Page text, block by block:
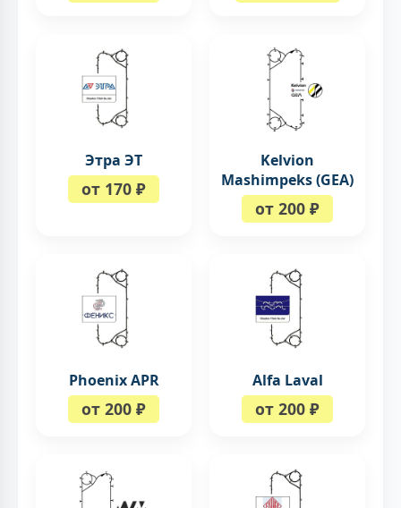
Этра ЭТ
от 170 ₽
Kelvion
Mashimpeks (GEA)
от 200 ₽
Phoenix APR
от 200 ₽
Alfa Laval
от 200 ₽